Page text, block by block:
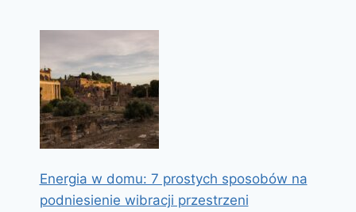
Energia w domu: 7 prostych sposobów na
podniesienie wibracji przestrzeni